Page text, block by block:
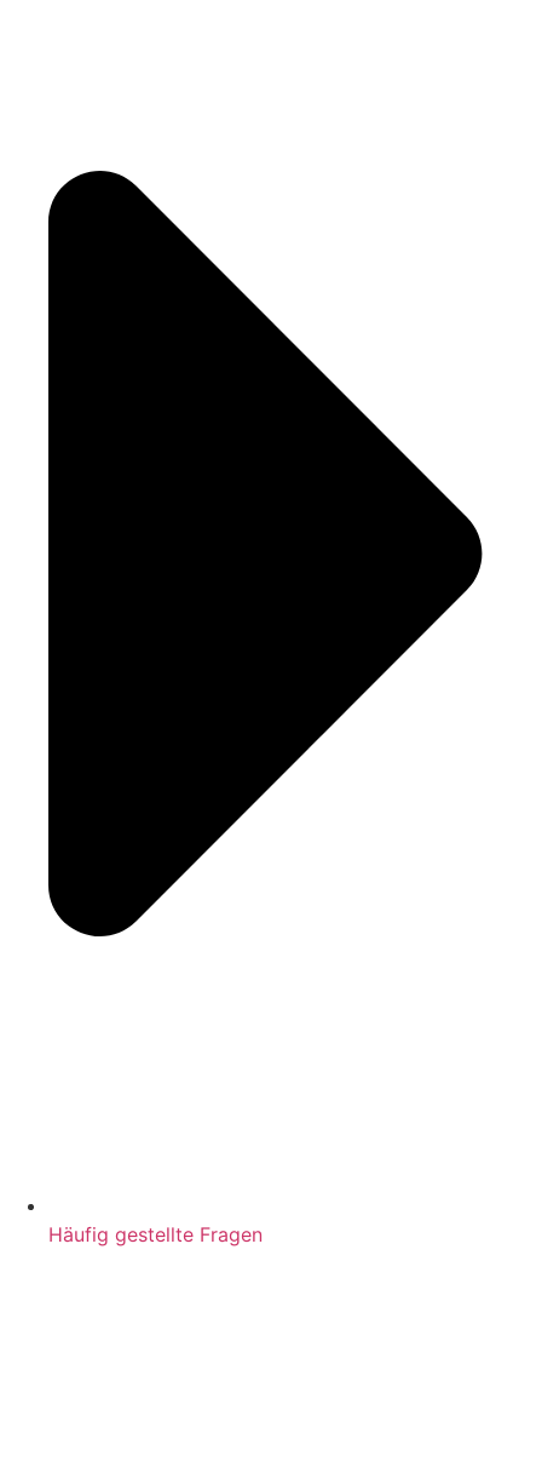
Häufig gestellte Fragen